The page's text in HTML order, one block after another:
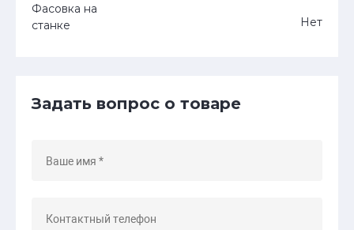
Фасовка на
станке
Нет
Задать вопрос о товаре